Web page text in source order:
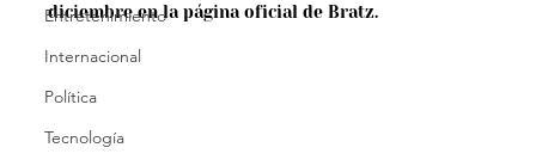
Entretenimiento
Internacional
Política
Tecnología
diciembre en la página oficial de Bratz.